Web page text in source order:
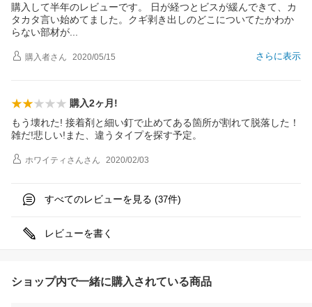
購入して半年のレビューです。 日が経つとビスが緩んできて、カ
タカタ言い始めてました。クギ剥き出しのどこについてたかわか
らない部材が
さらに表示
購入者さん 2020/05/15
購入2ヶ月!
もう壊れた! 接着剤と細い釘で止めてある箇所が割れて脱落した！
雑だ!悲しい!また、違うタイプを探す予定。
ホワイティさんさん 2020/02/03
すべてのレビューを見る (37件)
レビューを書く
ショップ内で一緒に購入されている商品